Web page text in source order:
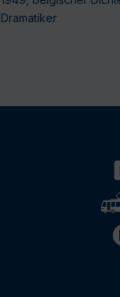
Dramatiker